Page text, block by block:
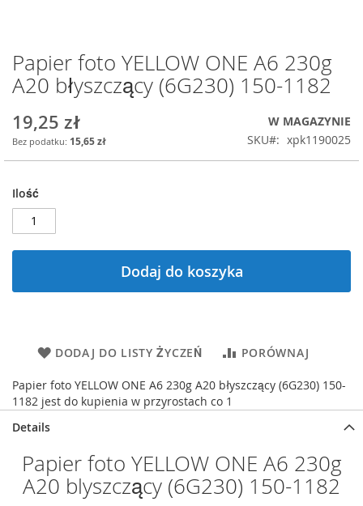
Przejdź
na
początek
Papier foto YELLOW ONE A6 230g
A20 błyszczący (6G230) 150-1182
19,25 zł
15,65 zł
W MAGAZYNIE
SKU
xpk1190025
Ilość
Dodaj do koszyka
DODAJ DO LISTY ŻYCZEŃ PORÓWNAJ
Papier foto YELLOW ONE A6 230g A20 błyszczący (6G230) 150-
1182 jest do kupienia w przyrostach co 1
Details
Papier foto YELLOW ONE A6 230g
A20 blyszczący (6G230) 150-1182